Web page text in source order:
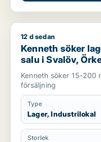
Kenneth söker lager
12 d sedan
Kenneth söker
salu i Svalöv,
Kenneth söker 15-200
försäljning
Type
Lager, Industrilokal
Storlek